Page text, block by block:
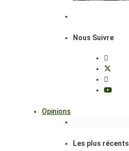
Nous Suivre
Opinions
Les plus récents